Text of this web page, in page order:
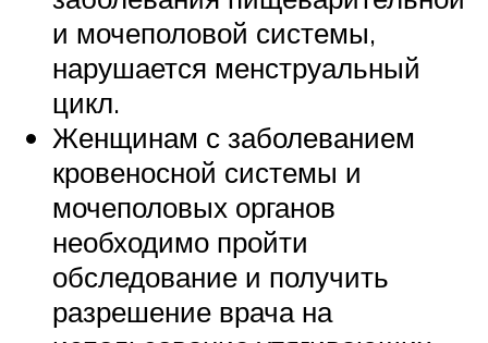
и мочеполовой системы,
нарушается менструальный
цикл.
Женщинам с заболеванием
кровеносной системы и
мочеполовых органов
необходимо пройти
обследование и получить
разрешение врача на